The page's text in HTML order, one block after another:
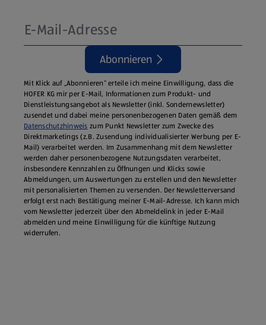
Abonnieren
Mit Klick auf „Abonnieren“ erteile ich meine Einwilligung, dass die
HOFER KG mir per E-Mail, Informationen zum Produkt- und
Dienstleistungsangebot als Newsletter (inkl. Sondernewsletter)
zusendet und dabei meine personenbezogenen Daten gemäß dem
Datenschutzhinweis zum Punkt Newsletter zum Zwecke des
Direktmarketings (z.B. Zusendung individualisierter Werbung per E-
Mail) verarbeitet werden. Im Zusammenhang mit dem Newsletter
werden daher personenbezogene Nutzungsdaten verarbeitet,
insbesondere Kennzahlen zu Öffnungen und Klicks sowie
Abmeldungen, um Auswertungen zu erstellen und den Newsletter
mit personalisierten Themen zu versenden. Der Newsletterversand
erfolgt erst nach Bestätigung meiner E-Mail-Adresse. Ich kann mich
vom Newsletter jederzeit über den Abmeldelink in jeder E‑Mail
abmelden und meine Einwilligung für die künftige Nutzung
widerrufen.